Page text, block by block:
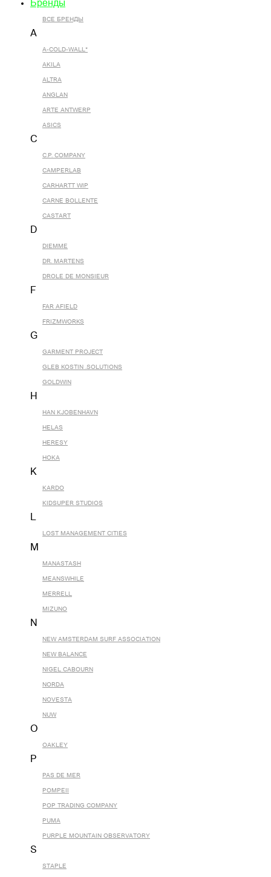
Бренды
ВСЕ БРЕНДЫ
A
A-COLD-WALL*
AKILA
ALTRA
ANGLAN
ARTE ANTWERP
ASICS
C
C.P. COMPANY
CAMPERLAB
CARHARTT WIP
CARNE BOLLENTE
CASTART
D
DIEMME
DR. MARTENS
DROLE DE MONSIEUR
F
FAR AFIELD
FRIZMWORKS
G
GARMENT PROJECT
GLEB KOSTIN .SOLUTIONS
GOLDWIN
H
HAN KJOBENHAVN
HELAS
HERESY
HOKA
K
KARDO
KIDSUPER STUDIOS
L
LOST MANAGEMENT CITIES
M
MANASTASH
MEANSWHILE
MERRELL
MIZUNO
N
NEW AMSTERDAM SURF ASSOCIATION
NEW BALANCE
NIGEL CABOURN
NORDA
NOVESTA
NUW
O
OAKLEY
P
PAS DE MER
POMPEII
POP TRADING COMPANY
PUMA
PURPLE MOUNTAIN OBSERVATORY
S
STAPLE